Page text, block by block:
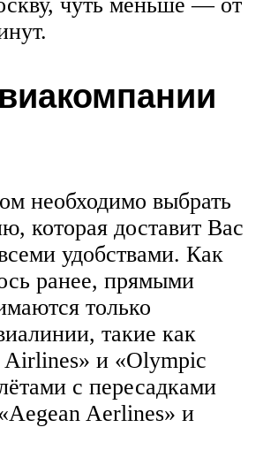
необходимо выбрать
которая доставит Вас
удобствами. Как
ранее, прямыми
только
такие как
и «Olympic
с пересадками
Aerlines» и